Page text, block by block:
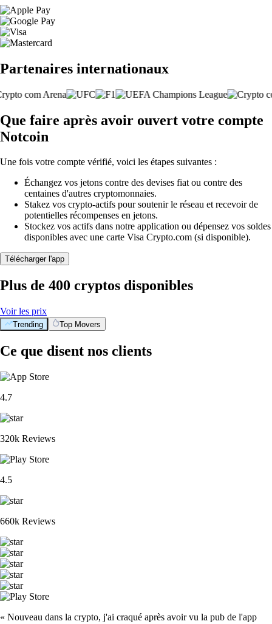
Partenaires internationaux
Que faire après avoir ouvert votre compte
Notcoin
Une fois votre compte vérifié, voici les étapes suivantes :
Échangez vos jetons contre des devises fiat ou contre des
centaines d'autres cryptomonnaies.
Stakez vos crypto-actifs pour soutenir le réseau et recevoir de
potentielles récompenses en jetons.
Stockez vos actifs dans notre application ou dépensez vos soldes
disponibles avec une carte Visa Crypto.com (si disponible).
Télécharger l'app
Plus de 400 cryptos disponibles
Voir les prix
Trending Top Movers
Ce que disent nos clients
4.7
320k Reviews
4.5
660k Reviews
« Nouveau dans la crypto, j'ai craqué après avoir vu la pub de l'app